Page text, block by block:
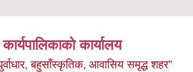
कार्यालय
बहुसाँस्कृतिक, आवासिय समृद्ध शहर”